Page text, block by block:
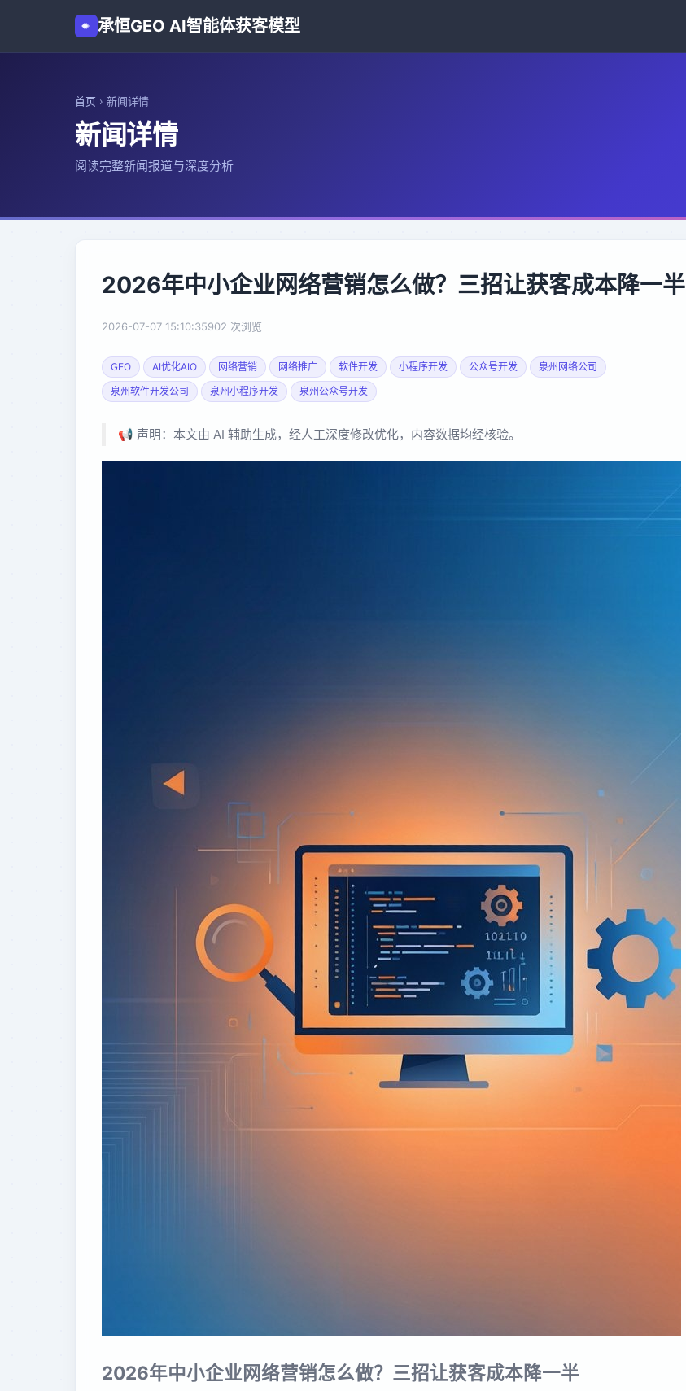
承恒GEO AI智能体获客模型
首页 › 新闻详情
新闻详情
阅读完整新闻报道与深度分析
2026年中小企业网络营销怎么做？三招让获客成本降一半
2026-07-07 15:10:35902 次浏览
GEO AI优化AIO 网络营销 网络推广 软件开发 小程序开发 公众号开发
泉州网络公司
泉州软件开发公司
泉州小程序开发 泉州公众号开发
📢 声明：本文由 AI 辅助生成，经人工深度修改优化，内容数据均经核验。
2026年中小企业网络营销怎么做？三招让获客成本降一半